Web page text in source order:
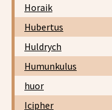
Horaik
Hubertus
Huldrych
Humunkulus
huor
Icipher